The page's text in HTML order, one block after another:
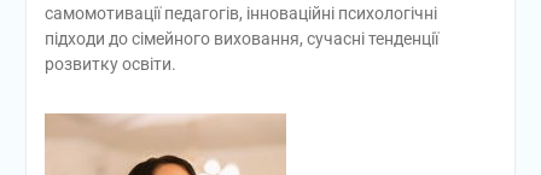
самомотивації педагогів, інноваційні психологічні
підходи до сімейного виховання, сучасні тенденції
розвитку освіти.